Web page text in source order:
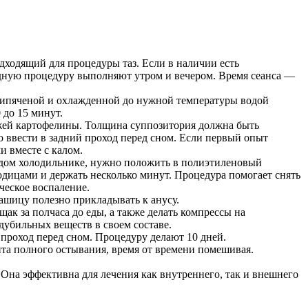
для процедуры таз. Если в наличии есть
процедуру выполняют утром и вечером. Время сеанса —
и охлажденной до нужной температуры водой
15 минут.
картофелины. Толщина суппозитория должна быть
в задний проход перед сном. Если первый опыт
вместе с калом.
холодильнике, нужно положить в полиэтиленовый
и держать несколько минут. Процедура помогает снять
воспаление.
полезно прикладывать к анусу.
за полчаса до еды, а также делать компрессы на
веществ в своем составе.
перед сном. Процедуру делают 10 дней.
полного остывания, время от времени помешивая.
эффективна для лечения как внутреннего, так и внешнего